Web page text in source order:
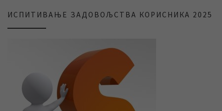
ИСПИТИВАЊЕ ЗАДОВОЉСТВА КОРИСНИКА 2025